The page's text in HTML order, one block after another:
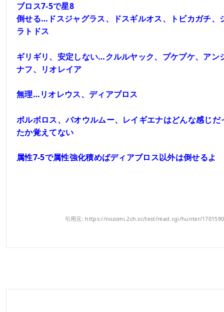
ブロス7-5で星8
倒せる…ドスジャグラス、ドスギルオス、トビカガチ、
ラトドス
ギリギリ、安定しない…クルルヤック、プケプケ、アン
ナフ、リオレイア
無理…リオレウス、ディアブロス
ボルボロス、パオウルムー、レイギエナはどんな感じだ
たか覚えてない
属性7-5で属性強化積めばディアブロス以外は倒せるよ
引用元: https://nozomi.2ch.sc/test/read.cgi/hunter/